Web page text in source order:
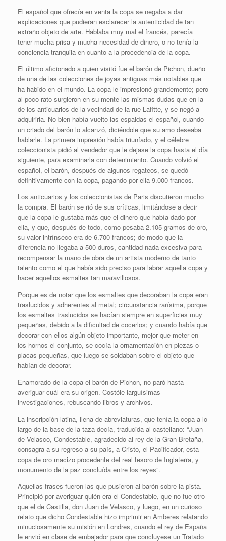
El español que ofrecía en venta la copa se negaba a dar
explicaciones que pudieran esclarecer la autenticidad de tan
extraño objeto de arte. Hablaba muy mal el francés, parecía
tener mucha prisa y mucha necesidad de dinero, o no tenía la
conciencia tranquila en cuanto a la procedencia de la copa.
El último aficionado a quien visitó fue el barón de Pichon, dueño
de una de las colecciones de joyas antiguas más notables que
ha habido en el mundo. La copa le impresionó grandemente; pero
al poco rato surgieron en su mente las mismas dudas que en la
de los anticuarios de la vecindad de la rue Lafitte, y se negó a
adquirirla. No bien había vuelto las espaldas el español, cuando
un criado del barón lo alcanzó, diciéndole que su amo deseaba
hablarle. La primera impresión había triunfado, y el célebre
coleccionista pidió al vendedor que le dejase la copa hasta el día
siguiente, para examinarla con detenimiento. Cuando volvió el
español, el barón, después de algunos regateos, se quedó
definitivamente con la copa, pagando por ella 9.000 francos.
Los anticuarios y los coleccionistas de Paris discutieron mucho
la compra. El barón se rió de sus críticas, limitándose a decir
que la copa le gustaba más que el dinero que había dado por
ella, y que, después de todo, como pesaba 2.105 gramos de oro,
su valor intrínseco era de 6.700 francos; de modo que la
diferencia no llegaba a 500 duros, cantidad nada excesiva para
recompensar la mano de obra de un artista moderno de tanto
talento como el que había sido preciso para labrar aquella copa y
hacer aquellos esmaltes tan maravillosos.
Porque es de notar que los esmaltes que decoraban la copa eran
traslucidos y adherentes al metal; circunstancia rarísima, porque
los esmaltes traslucidos se hacían siempre en superficies muy
pequeñas, debido a la dificultad de cocerlos; y cuando había que
decorar con ellos algún objeto importante, mejor que meter en
los hornos el conjunto, se cocía la ornamentación en piezas o
placas pequeñas, que luego se soldaban sobre el objeto que
habían de decorar.
Enamorado de la copa el barón de Pichon, no paró hasta
averiguar cuál era su origen. Costóle larguísimas
investigaciones, rebuscando libros y archivos.
La inscripción latina, llena de abreviaturas, que tenía la copa a lo
largo de la base de la taza decía, traducida al castellano: “Juan
de Velasco, Condestable, agradecido al rey de la Gran Bretaña,
consagra a su regreso a su país, a Cristo, el Pacificador, esta
copa de oro macizo procedente del real tesoro de Inglaterra, y
monumento de la paz concluída entre los reyes”.
Aquellas frases fueron las que pusieron al barón sobre la pista.
Principió por averiguar quién era el Condestable, que no fue otro
que el de Castilla, don Juan de Velasco, y luego, en un curioso
relato que dicho Condestable hizo imprimir en Amberes relatando
minuciosamente su misión en Londres, cuando el rey de España
le envió en clase de embajador para que concluyese un Tratado